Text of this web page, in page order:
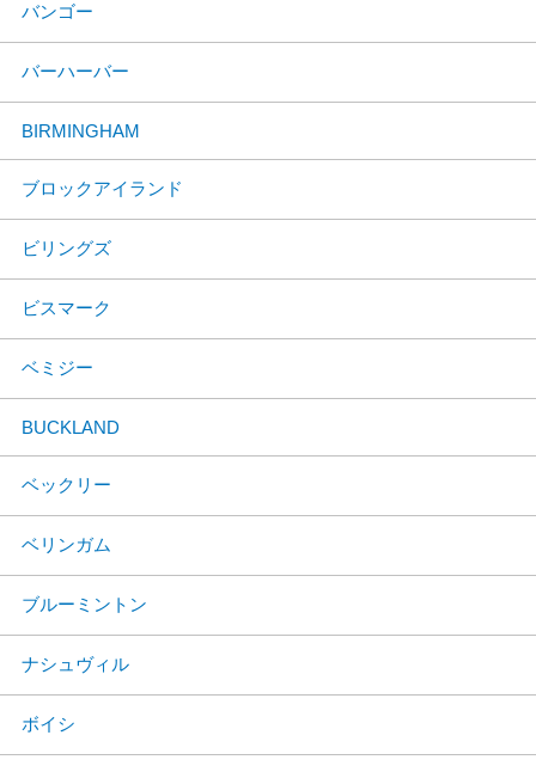
バンゴー
バーハーバー
BIRMINGHAM
ブロックアイランド
ビリングズ
ビスマーク
ベミジー
BUCKLAND
ベックリー
ベリンガム
ブルーミントン
ナシュヴィル
ボイシ